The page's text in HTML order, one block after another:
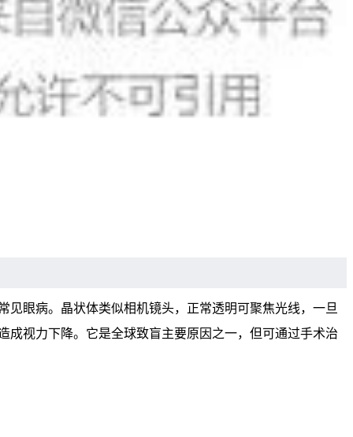
见眼病。晶状体类似相机镜头，正常透明可聚焦光线，一旦
成视力下降。它是全球致盲主要原因之一，但可通过手术治